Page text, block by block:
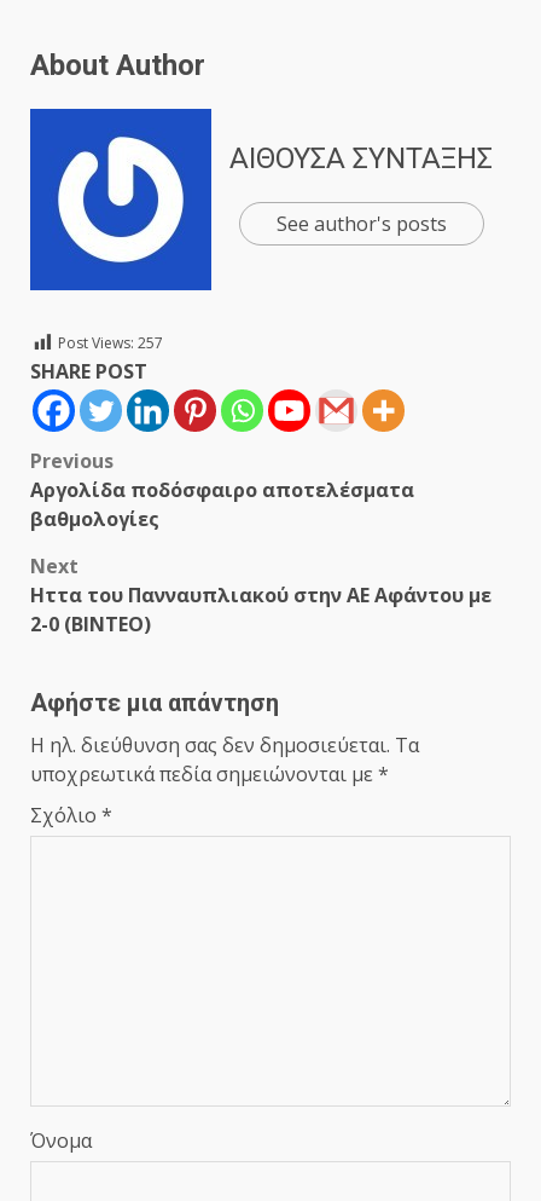
About Author
ΑΙΘΟΥΣΑ ΣΥΝΤΑΞΗΣ
See author's posts
Post Views: 257
SHARE POST
Post
navigation
Previous
Αργολίδα ποδόσφαιρο αποτελέσματα
βαθμολογίες
Next
Hττα του Πανναυπλιακού στην ΑΕ Αφάντου με
2-0 (ΒΙΝΤΕΟ)
Αφήστε μια απάντηση
Η ηλ. διεύθυνση σας δεν δημοσιεύεται. Τα
υποχρεωτικά πεδία σημειώνονται με *
Σχόλιο *
Όνομα